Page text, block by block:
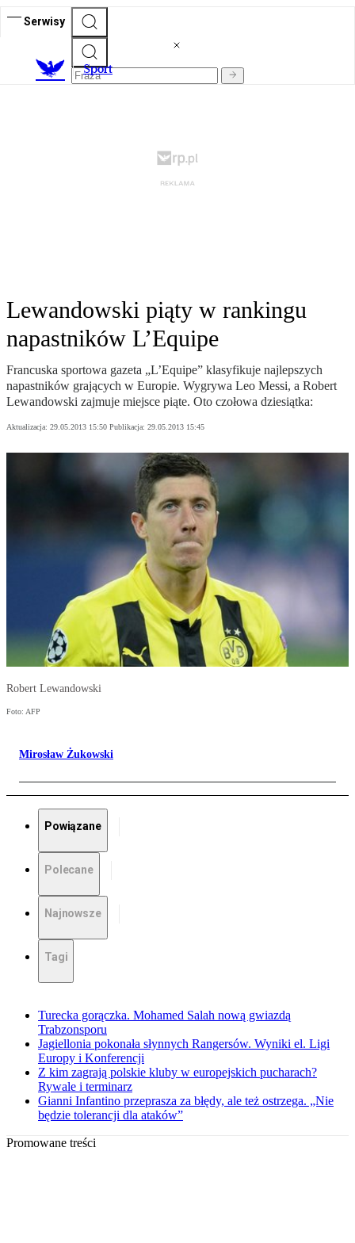
Serwisy
Sport
Lewandowski piąty w rankingu
napastników L’Equipe
Francuska sportowa gazeta „L’Equipe” klasyfikuje najlepszych
napastników grających w Europie. Wygrywa Leo Messi, a Robert
Lewandowski zajmuje miejsce piąte. Oto czołowa dziesiątka:
Aktualizacja: 29.05.2013 15:50 Publikacja: 29.05.2013 15:45
Robert Lewandowski
Foto: AFP
Mirosław Żukowski
Powiązane
Polecane
Najnowsze
Tagi
Turecka gorączka. Mohamed Salah nową gwiazdą
Trabzonsporu
Jagiellonia pokonała słynnych Rangersów. Wyniki el. Ligi
Europy i Konferencji
Z kim zagrają polskie kluby w europejskich pucharach?
Rywale i terminarz
Gianni Infantino przeprasza za błędy, ale też ostrzega. „Nie
będzie tolerancji dla ataków”
Promowane treści